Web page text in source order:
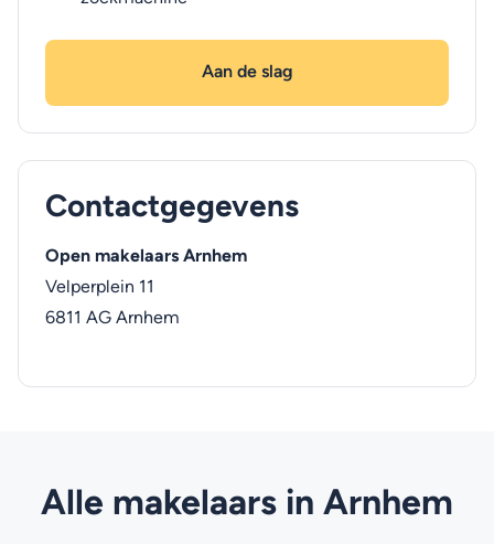
Aan de slag
Contactgegevens
Open makelaars Arnhem
Velperplein 11
6811 AG Arnhem
Alle makelaars in Arnhem